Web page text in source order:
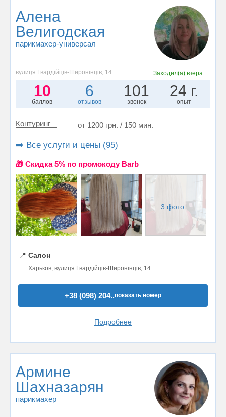
Алена
Велигодская
парикмахер-универсал
вулиця Гвардійців-Широнінців, 14 Заходил(а) вчера
10
баллов
6
отзывов
101
звонок
24 г.
опыт
Контуринг от 1200 грн. / 150 мин.
➡️ Все услуги и цены (95)
🎁 Cкидка 5% по промокоду Barb
3 фото
📍 Салон
Харьков, вулиця Гвардійців-Широнінців, 14
+38 (098) 204..показать номер
Подробнее
Армине
Шахназарян
парикмахер